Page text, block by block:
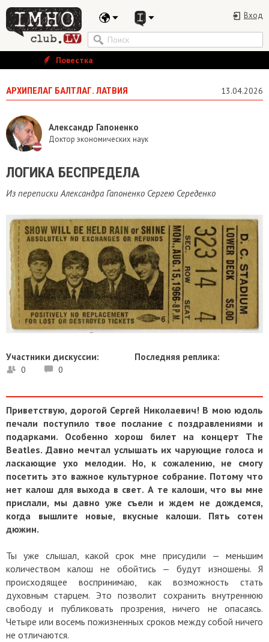
Вход
Повестка
АРХИПЕЛАГ БАЛТЛАГ. ЛАТВИЯ 13.04.2026
Александр Гапоненко
Доктор экономических наук
ЛОГИКА БЕСПРЕДЕЛА
Из переписки Александра Гапоненко Сергею Середенко
Участники дискуссии:
0 0
Последняя реплика:
Приветствую, дорогой Сергей Николаевич! В мою юдоль
печали поступило твое послание с поздравлениями и
подарками. Особенно хорош билет на концерт The
Beatles. Давно мечтал услышать их чарующие голоса и
ласкающие ухо мелодии. Но, к сожалению, не смогу
посетить это важное культурное собрание. Потому что
нет калош для выхода в свет. А те калоши, что вы мне
прислали, мы давно уже съели и ждем не дождемся,
когда вышлите новые, вкусные калоши. Пять сотен
дюжин.
Ты уже слышал, какой срок мне присудили — меньшим
количеством калош не обойтись — будут изношены. Я
происходящее воспринимаю, как возможность стать
духовным старцем. Это позволит сохранить внутреннюю
свободу и публиковать прозрения, ничего не опасаясь.
Четыре или восемь пожизненных сроков между собой ничего
не отличаются.